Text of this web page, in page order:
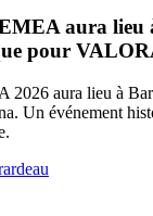
aura lieu
pour
aura lieu à
Un événement